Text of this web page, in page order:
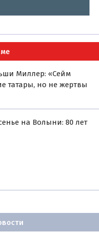
Миллер: «Сейм
татары, но не жертвы
на Волыни: 80 лет